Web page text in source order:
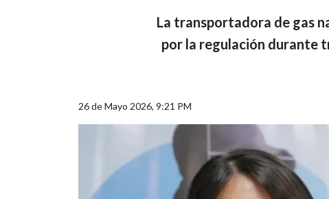
La transportadora de gas
por la regulación durante
26 de Mayo 2026, 9:21 PM